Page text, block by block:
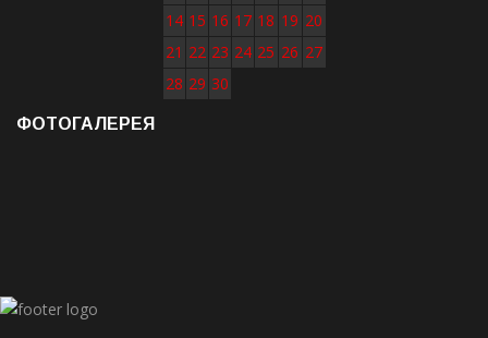
14 15 16 17 18 19 20
21 22 23 24 25 26 27
28 29 30
ФОТОГАЛЕРЕЯ